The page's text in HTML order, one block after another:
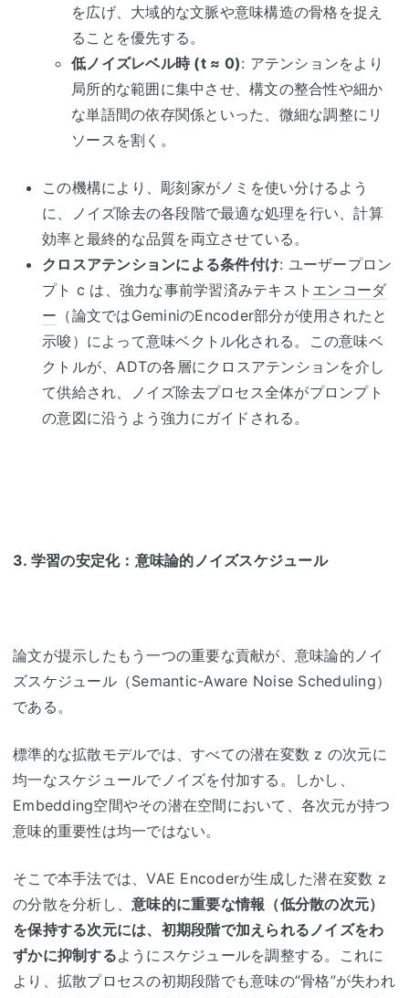
を広げ、大域的な文脈や意味構造の骨格を捉え
ることを優先する。
低ノイズレベル時(t ≈ 0): アテンションをより
局所的な範囲に集中させ、構文の整合性や細か
な単語間の依存関係といった、微細な調整にリ
ソースを割く。
この機構により、彫刻家がノミを使い分けるよう
に、ノイズ除去の各段階で最適な処理を行い、計算
効率と最終的な品質を両立させている。
クロスアテンションによる条件付け: ユーザープロン
プト c は、強力な事前学習済みテキスト エンコーダ
ー （論文ではGeminiのEncoder部分が使用されたと
示唆）によって意味ベクトル化される。この意味ベ
クトルが、ADTの各層にクロスアテンションを介し
て供給され、ノイズ除去プロセス全体がプロンプト
の意図に沿うよう強力にガイドされる。
3. 学習の安定化：意味論的ノイズスケジュール
論文が提示したもう一つの重要な貢献が、意味論的ノイ
ズスケジュール（Semantic-Aware Noise Scheduling）
である。
標準的な拡散モデルでは、すべての潜在変数 z の次元に
均一なスケジュールでノイズを付加する。しかし、
Embedding空間やその潜在空間において、各次元が持つ
意味的重要性は均一ではない。
そこで本手法では、VAE Encoderが生成した潜在変数 z
の分散を分析し、 意味的に重要な情報（低分散の次元）
を保持する次元には、初期段階で加えられるノイズをわ
ずかに抑制するようにスケジュールを調整する。これに
より、拡散プロセスの初期段階でも意味の”骨格”が失われ